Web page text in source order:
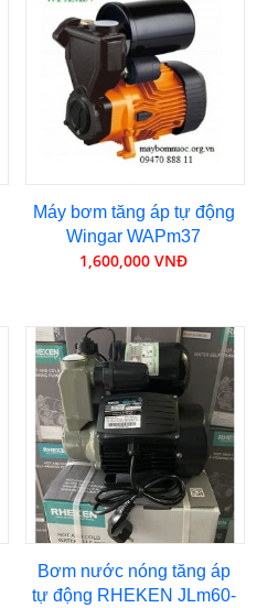
Máy bơm tăng áp tự động
Wingar WAPm37
1,600,000 VNĐ
Bơm nước nóng tăng áp
tự động RHEKEN JLm60-